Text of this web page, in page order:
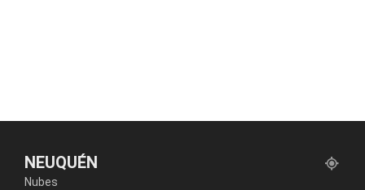
NEUQUÉN
Nubes